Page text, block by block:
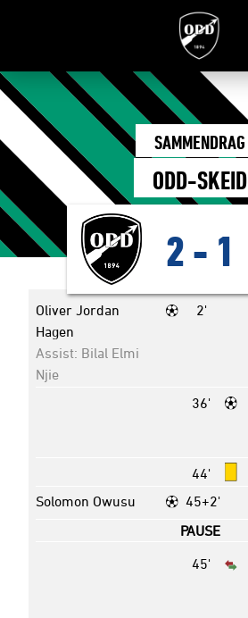
SAMMENDRAG
ODD-SKEID
2 - 1
2'
Oliver Jordan
Hagen
Assist: Bilal Elmi
Njie
36'
44'
45+2'
Solomon Owusu
PAUSE
45'